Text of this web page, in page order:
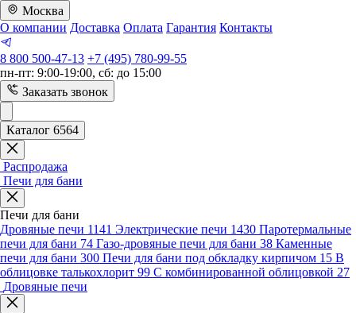
Москва
О компании Доставка Оплата Гарантия Контакты
8 800 500-47-13 +7 (495) 780-99-55
пн-пт: 9:00-19:00, сб: до 15:00
Заказать звонок
Каталог 6564
Распродажа
Печи для бани
Печи для бани
Дровяные печи 1141 Электрические печи 1430 Паротермальные
печи для бани 74 Газо-дровяные печи для бани 38 Каменные
печи для бани 300 Печи для бани под обкладку кирпичом 15 В
облицовке талькохлорит 99 С комбинированной облицовкой 27
Дровяные печи